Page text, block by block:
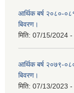
आर्थिक बर्ष २०८०-
बिवरण।
मिति: 07/15/2024
आर्थिक बर्ष २०७९-
बिवरण।
मिति: 07/13/2023 -